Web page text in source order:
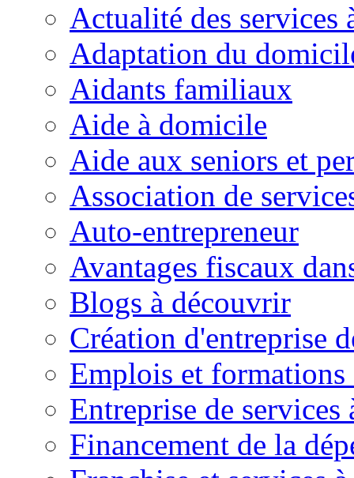
Actualité des services
Adaptation du
Aidants familiaux
Aide à domicile
Aide aux seniors et
Association de
Auto-entrepreneur
Avantages fiscaux
Blogs à découvrir
Création d'entreprise
Emplois et formations
Entreprise de services
Financement de la